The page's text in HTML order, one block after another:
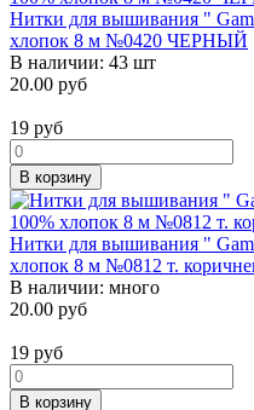
Нитки для вышивания "
хлопок 8 м №0420 ЧЕРНЫЙ
В наличии: 43 шт
20.00 руб
19 руб
В корзину
Нитки для вышивания "
хлопок 8 м №0812 т.
В наличии: много
20.00 руб
19 руб
В корзину